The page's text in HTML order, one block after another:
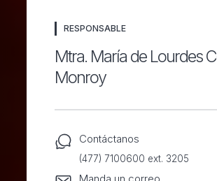
RESPONSABLE
Mtra. María de Lourdes
Monroy
Contáctanos
(477) 7100600 ext. 3205